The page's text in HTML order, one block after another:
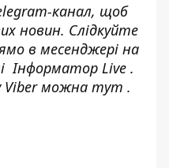
канал, щоб
новин. Слідкуйте
в месенджері на
Інформатор Live .
Viber можна тут .